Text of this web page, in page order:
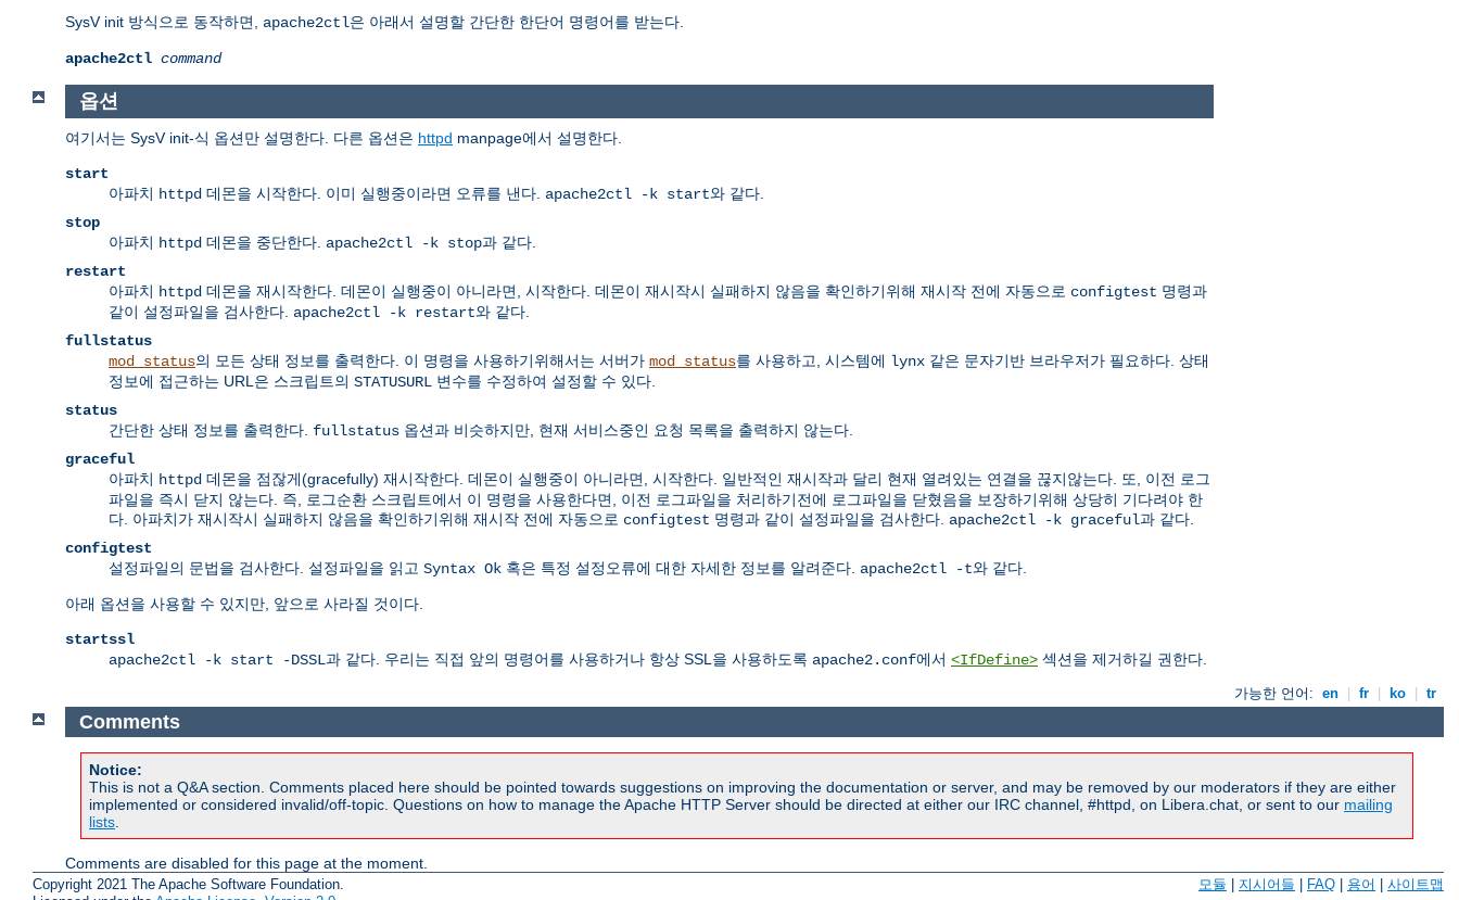
SysV init 방식으로 동작하면, apache2ctl은 아래서 설명할 간단한 한단어 명령어를 받는다.
apache2ctl command
옵션
여기서는 SysV init-식 옵션만 설명한다. 다른 옵션은 httpd manpage에서 설명한다.
start
아파치 httpd 데몬을 시작한다. 이미 실행중이라면 오류를 낸다. apache2ctl -k start와 같다.
stop
아파치 httpd 데몬을 중단한다. apache2ctl -k stop과 같다.
restart
아파치 httpd 데몬을 재시작한다. 데몬이 실행중이 아니라면, 시작한다. 데몬이 재시작시 실패하지 않음을 확인하기위해 재시작 전에 자동으로 configtest 명령과
같이 설정파일을 검사한다. apache2ctl -k restart와 같다.
fullstatus
mod_status의 모든 상태 정보를 출력한다. 이 명령을 사용하기위해서는 서버가 mod_status를 사용하고, 시스템에 lynx 같은 문자기반 브라우저가 필요하다. 상태
정보에 접근하는 URL은 스크립트의 STATUSURL 변수를 수정하여 설정할 수 있다.
status
간단한 상태 정보를 출력한다. fullstatus 옵션과 비슷하지만, 현재 서비스중인 요청 목록을 출력하지 않는다.
graceful
아파치 httpd 데몬을 점잖게(gracefully) 재시작한다. 데몬이 실행중이 아니라면, 시작한다. 일반적인 재시작과 달리 현재 열려있는 연결을 끊지않는다. 또, 이전 로그
파일을 즉시 닫지 않는다. 즉, 로그순환 스크립트에서 이 명령을 사용한다면, 이전 로그파일을 처리하기전에 로그파일을 닫혔음을 보장하기위해 상당히 기다려야 한
다. 아파치가 재시작시 실패하지 않음을 확인하기위해 재시작 전에 자동으로 configtest 명령과 같이 설정파일을 검사한다. apache2ctl -k graceful과 같다.
configtest
설정파일의 문법을 검사한다. 설정파일을 읽고 Syntax Ok 혹은 특정 설정오류에 대한 자세한 정보를 알려준다. apache2ctl -t와 같다.
아래 옵션을 사용할 수 있지만, 앞으로 사라질 것이다.
startssl
apache2ctl -k start -DSSL과 같다. 우리는 직접 앞의 명령어를 사용하거나 항상 SSL을 사용하도록 apache2.conf에서 <IfDefine> 섹션을 제거하길 권한다.
가능한 언어: en fr ko tr
Comments
Notice:
This is not a Q&A section. Comments placed here should be pointed towards suggestions on improving the documentation or server, and may be removed by our moderators if they are either
implemented or considered invalid/off-topic. Questions on how to manage the Apache HTTP Server should be directed at either our IRC channel, #httpd, on Libera.chat, or sent to our mailing
lists.
Comments are disabled for this page at the moment.
Copyright 2021 The Apache Software Foundation.
모듈 지시어들 FAQ 용어 사이트맵